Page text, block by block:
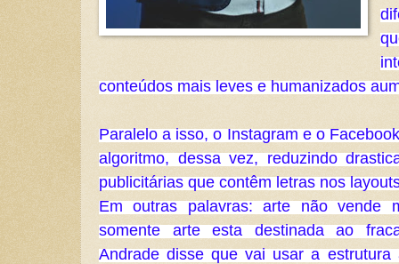
conteúdos mais leves e humanizados
Paralelo a isso, o Instagram e o
algoritmo, dessa vez, reduzindo
publicitárias que contêm letras nos
Em outras palavras: arte não vende
somente arte esta destinada ao
Andrade disse que vai usar a